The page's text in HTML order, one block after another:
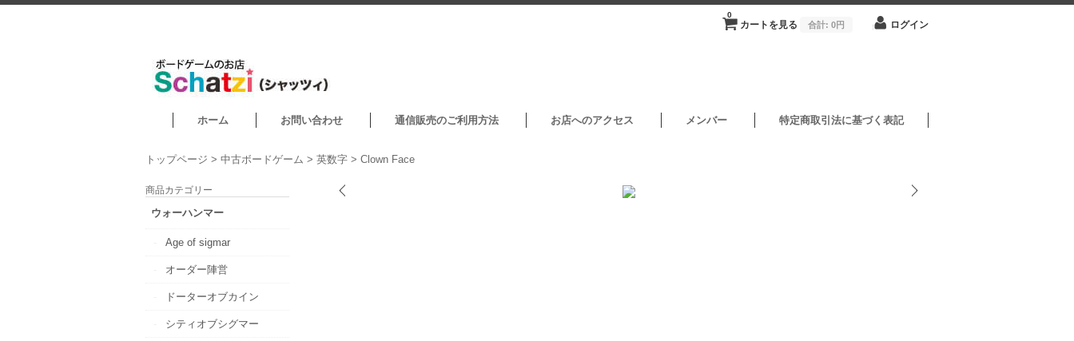
カートを見る
0
合計: 0円 ログイン
ホーム お問い合わせ 通信販売のご利用方法 お店へのアクセス メンバー 特定商取引法に基づく表記
トップページ > 中古ボードゲーム > 英数字 > Clown Face
商品カテゴリー
ウォーハンマー
Age of sigmar
オーダー陣営
ドーターオブカイン
シティオブシグマー